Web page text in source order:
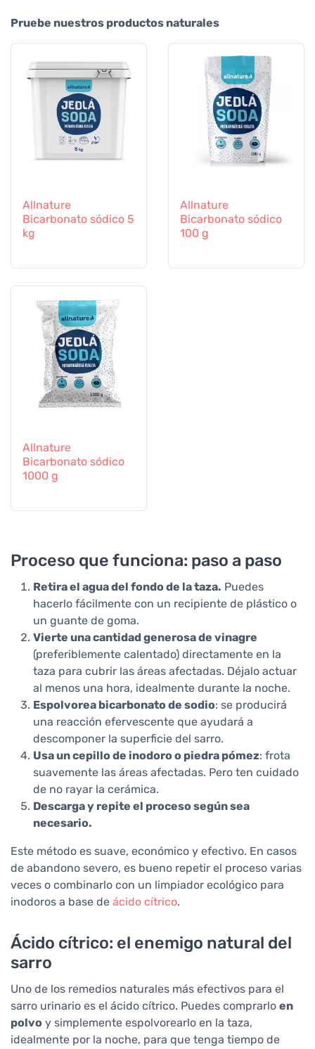
Pruebe nuestros productos naturales
Allnature
Bicarbonato sódico 5
kg
Allnature
Bicarbonato sódico
100 g
Allnature
Bicarbonato sódico
1000 g
Proceso que funciona: paso a paso
Retira el agua del fondo de la taza. Puedes
hacerlo fácilmente con un recipiente de plástico o
un guante de goma.
Vierte una cantidad generosa de vinagre
(preferiblemente calentado) directamente en la
taza para cubrir las áreas afectadas. Déjalo actuar
al menos una hora, idealmente durante la noche.
Espolvorea bicarbonato de sodio: se producirá
una reacción efervescente que ayudará a
descomponer la superficie del sarro.
Usa un cepillo de inodoro o piedra pómez: frota
suavemente las áreas afectadas. Pero ten cuidado
de no rayar la cerámica.
Descarga y repite el proceso según sea
necesario.
Este método es suave, económico y efectivo. En casos
de abandono severo, es bueno repetir el proceso varias
veces o combinarlo con un limpiador ecológico para
inodoros a base de ácido cítrico.
Ácido cítrico: el enemigo natural del
sarro
Uno de los remedios naturales más efectivos para el
sarro urinario es el ácido cítrico. Puedes comprarlo en
polvo y simplemente espolvorearlo en la taza,
idealmente por la noche, para que tenga tiempo de